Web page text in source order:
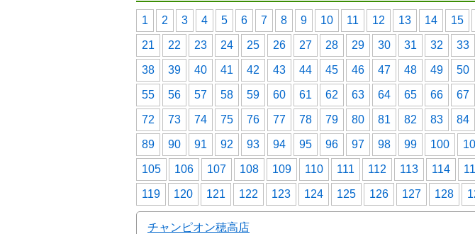
1 2 3 4 5 6 7 8 9 10 11 12 13 14 15
21 22 23 24 25 26 27 28 29 30 31 32 33
38 39 40 41 42 43 44 45 46 47 48 49 50
55 56 57 58 59 60 61 62 63 64 65 66 67
72 73 74 75 76 77 78 79 80 81 82 83 84
89 90 91 92 93 94 95 96 97 98 99 100
105 106 107 108 109 110 111 112 113 114
119 120 121 122 123 124 125 126 127 128
チャンピオン穂高店